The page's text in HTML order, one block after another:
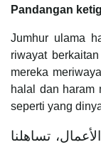
Pandangan
Jumhur ulama
riwayat
mereka
halal dan haram
seperti yang
تساهلنا